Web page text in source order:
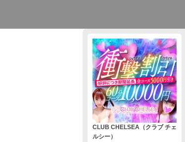
CLUB CHELSEA（クラブ チェ
ルシー）